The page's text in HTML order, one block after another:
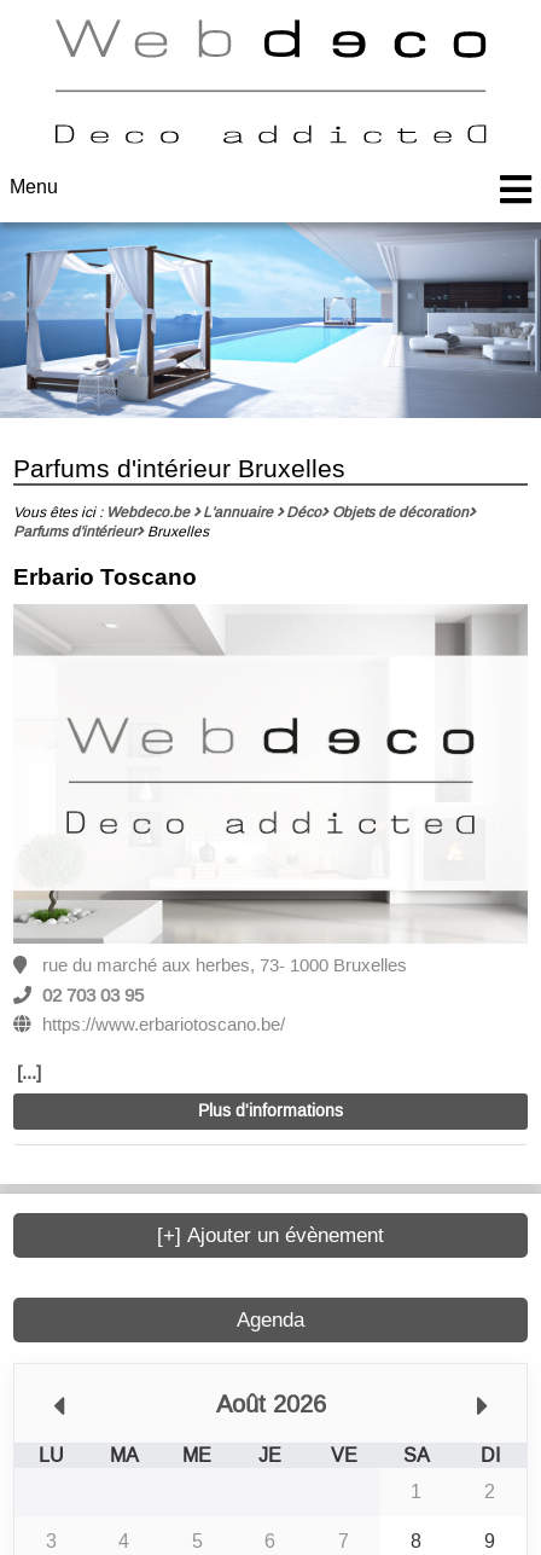
Menu
Parfums d'intérieur Bruxelles
Vous êtes ici : Webdeco.be L'annuaire Déco
Objets de décoration
Parfums d'intérieur
Bruxelles
Erbario Toscano
rue du marché aux herbes, 73- 1000 Bruxelles
02 703 03 95
https://www.erbariotoscano.be/
[...]
Plus d'informations
Agenda
Août 2026
LU MA ME JE VE SA
DI
1
2
3
4 5 6 7 8
9
[+] Ajouter un évènement